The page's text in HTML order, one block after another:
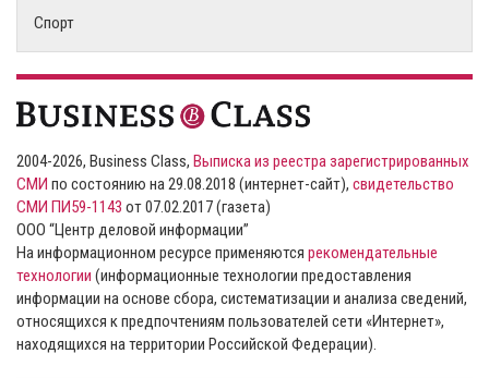
Спорт
2004-2026, Business Class, Выписка из реестра зарегистрированных
СМИ по состоянию на 29.08.2018 (интернет-сайт), свидетельство
СМИ ПИ59-1143 от 07.02.2017 (газета)
ООО “Центр деловой информации”
На информационном ресурсе применяются рекомендательные
технологии (информационные технологии предоставления
информации на основе сбора, систематизации и анализа сведений,
относящихся к предпочтениям пользователей сети «Интернет»,
находящихся на территории Российской Федерации).